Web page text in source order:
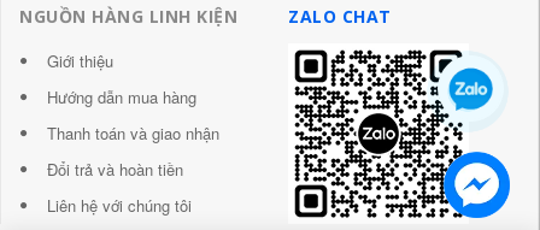
NGUỒN HÀNG LINH KIỆN
Giới thiệu
Hướng dẫn mua hàng
Thanh toán và giao nhận
Đổi trả và hoàn tiền
Liên hệ với chúng tôi
ZALO CHAT